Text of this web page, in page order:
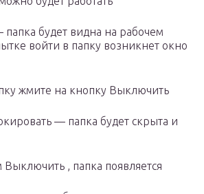
будет видна на рабочем
войти в папку возникнет окно
жмите на кнопку Выключить
— папка будет скрыта и
, папка появляется